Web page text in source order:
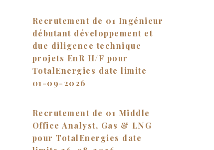
Recrutement de 01 Ingénieur
débutant développement et
due diligence technique
projets EnR H/F pour
TotalEnergies date limite
01-09-2026
Recrutement de 01 Middle
Office Analyst, Gas & LNG
pour TotalEnergies date